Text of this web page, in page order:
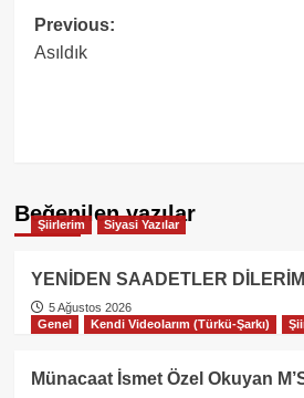
Post
navigation
Previous:
Asıldık
Beğenilen yazılar
Şiirlerim Siyasi Yazılar
YENİDEN SAADETLER DİLERİM
5 Ağustos 2026
Genel
Kendi Videolarım (Türkü-Şarkı)
Münacaat İsmet Özel Okuyan